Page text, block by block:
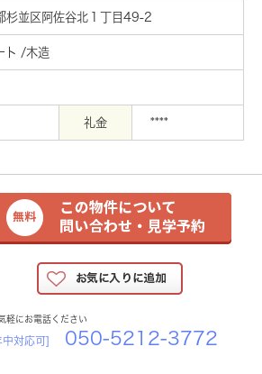
杉並区阿佐谷北１丁目49-2
ト /木造
礼金 ****
軽にお電話ください
中対応可] 050-5212-3772